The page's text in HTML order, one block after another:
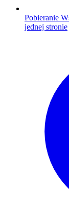
Pobieranie
jednej stronie